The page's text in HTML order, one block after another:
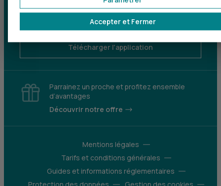
Sourds et
Télécharger l'application
Parrainez un proche et profitez ensemble
d’avantages
Découvrir notre offre
Mentions légales
Tarifs et conditions générales
Guides et informations réglementaires
Accepter et Fermer